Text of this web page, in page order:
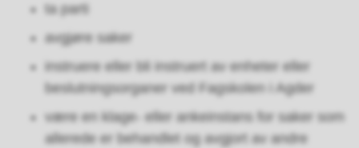
ta parti
avgjøre saker
instruere eller bli instruert av enheter eller
beslutningsorganer ved Fagskolen i Agder
være en klage- eller ankeinstans for saker som
allerede er behandlet og avgjort av andre